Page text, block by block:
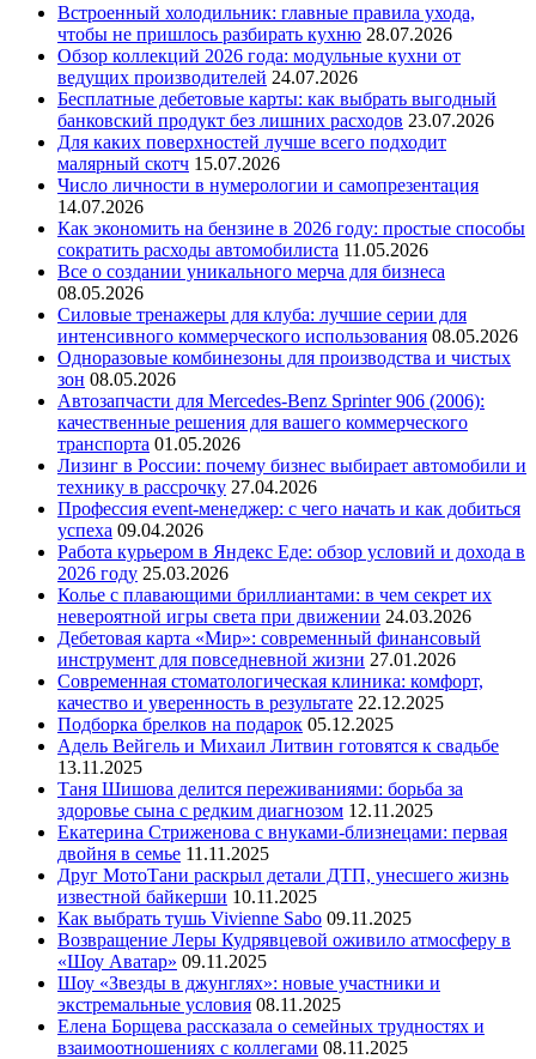
Встроенный холодильник: главные правила ухода,
чтобы не пришлось разбирать кухню 28.07.2026
Обзор коллекций 2026 года: модульные кухни от
ведущих производителей 24.07.2026
Бесплатные дебетовые карты: как выбрать выгодный
банковский продукт без лишних расходов 23.07.2026
Для каких поверхностей лучше всего подходит
малярный скотч 15.07.2026
Число личности в нумерологии и самопрезентация
14.07.2026
Как экономить на бензине в 2026 году: простые способы
сократить расходы автомобилиста 11.05.2026
Все о создании уникального мерча для бизнеса
08.05.2026
Силовые тренажеры для клуба: лучшие серии для
интенсивного коммерческого использования 08.05.2026
Одноразовые комбинезоны для производства и чистых
зон 08.05.2026
Автозапчасти для Mercedes-Benz Sprinter 906 (2006):
качественные решения для вашего коммерческого
транспорта 01.05.2026
Лизинг в России: почему бизнес выбирает автомобили и
технику в рассрочку 27.04.2026
Профессия event-менеджер: с чего начать и как добиться
успеха 09.04.2026
Работа курьером в Яндекс Еде: обзор условий и дохода в
2026 году 25.03.2026
Колье с плавающими бриллиантами: в чем секрет их
невероятной игры света при движении 24.03.2026
Дебетовая карта «Мир»: современный финансовый
инструмент для повседневной жизни 27.01.2026
Современная стоматологическая клиника: комфорт,
качество и уверенность в результате 22.12.2025
Подборка брелков на подарок 05.12.2025
Адель Вейгель и Михаил Литвин готовятся к свадьбе
13.11.2025
Таня Шишова делится переживаниями: борьба за
здоровье сына с редким диагнозом 12.11.2025
Екатерина Стриженова с внуками-близнецами: первая
двойня в семье 11.11.2025
Друг МотоТани раскрыл детали ДТП, унесшего жизнь
известной байкерши 10.11.2025
Как выбрать тушь Vivienne Sabo 09.11.2025
Возвращение Леры Кудрявцевой оживило атмосферу в
«Шоу Аватар» 09.11.2025
Шоу «Звезды в джунглях»: новые участники и
экстремальные условия 08.11.2025
Елена Борщева рассказала о семейных трудностях и
взаимоотношениях с коллегами 08.11.2025